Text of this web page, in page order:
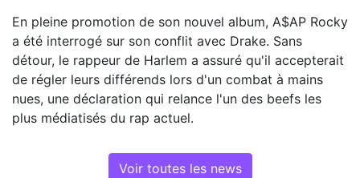
En pleine promotion de son nouvel album, A$AP Rocky
a été interrogé sur son conflit avec Drake. Sans
détour, le rappeur de Harlem a assuré qu'il accepterait
de régler leurs différends lors d'un combat à mains
nues, une déclaration qui relance l'un des beefs les
plus médiatisés du rap actuel.
Voir toutes les news